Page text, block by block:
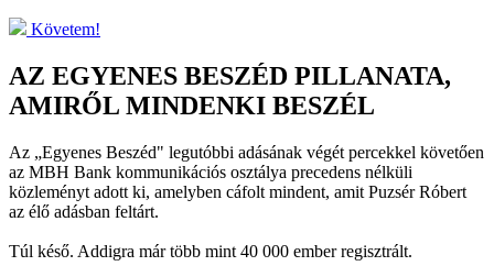
Követem!
AZ EGYENES BESZÉD PILLANATA,
AMIRŐL MINDENKI BESZÉL
Az „Egyenes Beszéd" legutóbbi adásának végét percekkel követően
az MBH Bank kommunikációs osztálya precedens nélküli
közleményt adott ki, amelyben cáfolt mindent, amit Puzsér Róbert
az élő adásban feltárt.
Túl késő. Addigra már több mint 40 000 ember regisztrált.